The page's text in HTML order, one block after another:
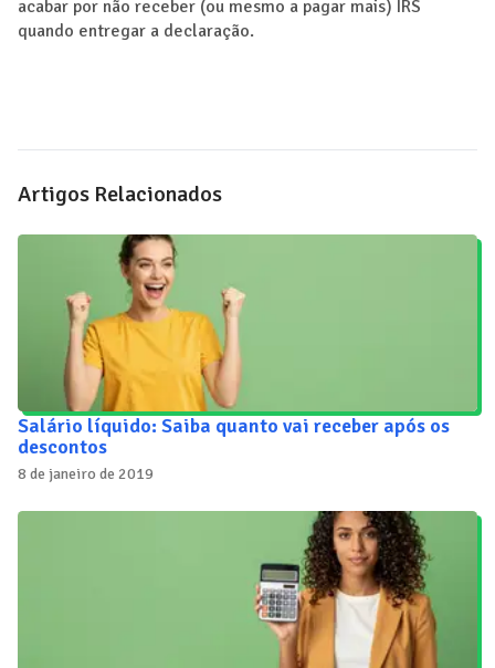
acabar por não receber (ou mesmo a pagar mais) IRS
quando entregar a declaração.
Artigos Relacionados
Salário líquido: Saiba quanto vai receber após os
descontos
8 de janeiro de 2019